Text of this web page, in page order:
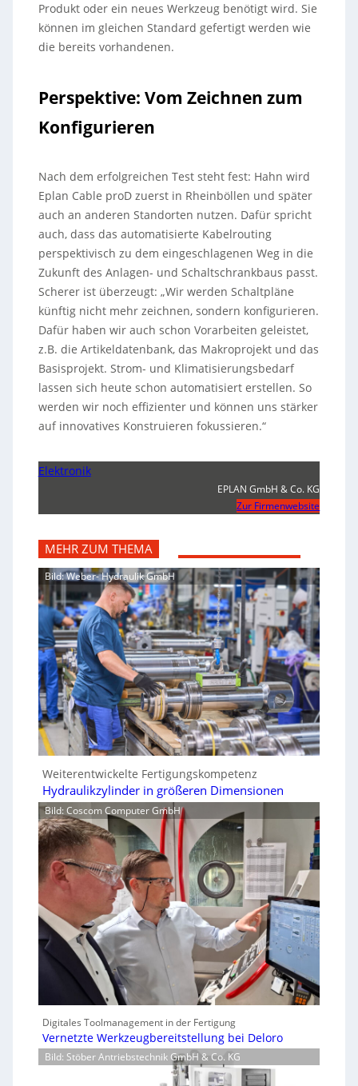
Produkt oder ein neues Werkzeug benötigt wird. Sie
können im gleichen Standard gefertigt werden wie
die bereits vorhandenen.
Perspektive: Vom Zeichnen zum
Konfigurieren
Nach dem erfolgreichen Test steht fest: Hahn wird
Eplan Cable proD zuerst in Rheinböllen und später
auch an anderen Standorten nutzen. Dafür spricht
auch, dass das automatisierte Kabelrouting
perspektivisch zu dem eingeschlagenen Weg in die
Zukunft des Anlagen- und Schaltschrankbaus passt.
Scherer ist überzeugt: „Wir werden Schaltpläne
künftig nicht mehr zeichnen, sondern konfigurieren.
Dafür haben wir auch schon Vorarbeiten geleistet,
z.B. die Artikeldatenbank, das Makroprojekt und das
Basisprojekt. Strom- und Klimatisierungsbedarf
lassen sich heute schon automatisiert erstellen. So
werden wir noch effizienter und können uns stärker
auf innovatives Konstruieren fokussieren.“
Elektronik
EPLAN GmbH & Co. KG
Zur Firmenwebsite
MEHR ZUM THEMA
Bild: Weber- Hydraulik GmbH
Weiterentwickelte Fertigungskompetenz
Hydraulikzylinder in größeren Dimensionen
Bild: Coscom Computer GmbH
Digitales Toolmanagement in der Fertigung
Vernetzte Werkzeugbereitstellung bei Deloro
Bild: Stöber Antriebstechnik GmbH & Co. KG